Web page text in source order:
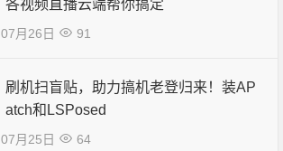
各视频直播云端帮你搞定
07月26日 91
刷机扫盲贴，助力搞机老登归来！装AP
atch和LSPosed
07月25日 64